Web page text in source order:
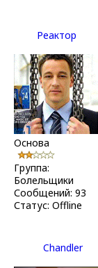
Реактор
Основа
Группа:
Болельщики
Сообщений: 93
Статус: Offline
Chandler